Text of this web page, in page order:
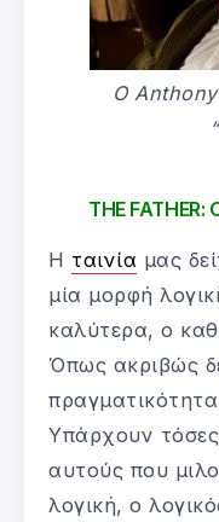
Ο Anthony
THE
Η ταινία μας
μία μορφή
καλύτερα, ο
Όπως ακριβώς
Υπάρχουν
αυτούς που
λογική, ο